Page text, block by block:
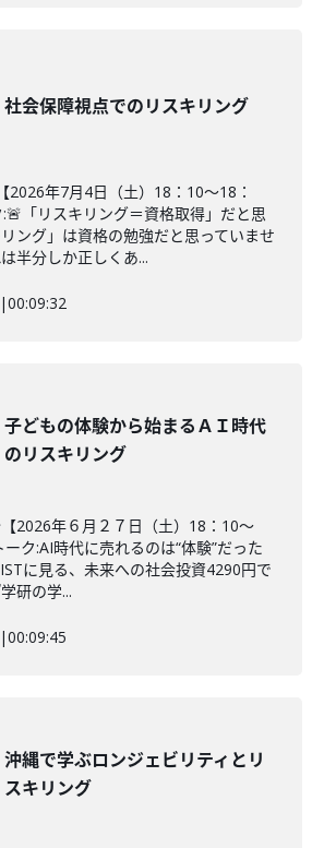
社会保障視点でのリスキリング
2026年7月4日（土）18：10～18：
「リスキリング＝資格取得」だと思
ング」は資格の勉強だと思っていませ
半分しか正しくあ...
|00:09:32
子どもの体験から始まるＡＩ時代
のリスキリング
2026年６月２７日（土）18：10～
ク:AI時代に売れるのは“体験”だった
に見る、未来への社会投資4290円で
研の学...
|00:09:45
沖縄で学ぶロンジェビリティとリ
スキリング